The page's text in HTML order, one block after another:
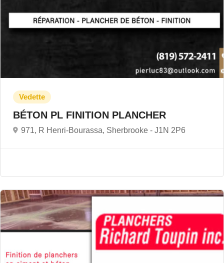
BÉTON PL FINITION PLANCHER
971, R Henri-Bourassa, Sherbrooke - J1N 2P6